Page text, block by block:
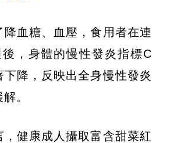
降血糖、血壓，食用者在連
，身體的慢性發炎指標C
下降，反映出全身慢性發炎
。
，健康成人攝取富含甜菜紅